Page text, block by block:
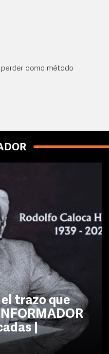
como método
trazo que
|